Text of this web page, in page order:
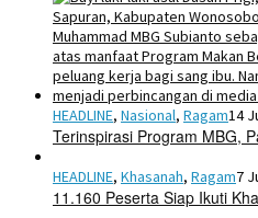
HEADLINE, Nasional, Ragam14
Terinspirasi Program MBG,
HEADLINE, Khasanah, Ragam7
11.160 Peserta Siap Ikuti